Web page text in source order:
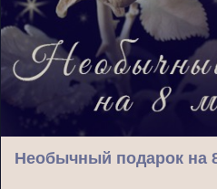
Необычный подарок на